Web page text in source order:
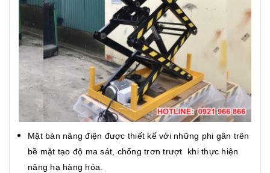
Mặt bàn nâng điện được thiết kế với những phi gân trên
bề mặt tạo độ ma sát, chống trơn trượt khi thực hiện
nâng hạ hàng hóa.